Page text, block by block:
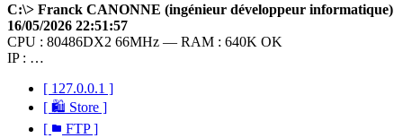
C:\> Franck CANONNE (ingénieur développeur informatique)
16/05/2026 22:51:57
CPU : 80486DX2 66MHz — RAM : 640K OK
IP : …
[ 127.0.0.1 ]
[ 🛍 Store ]
[
FTP ]